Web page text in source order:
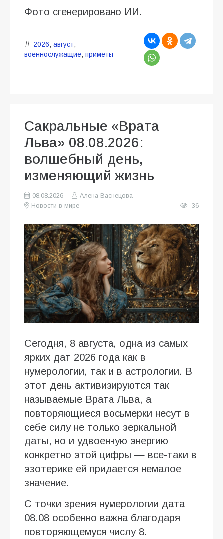
Фото сгенерировано ИИ.
2026, август,
военнослужащие, приметы
Сакральные «Врата
Льва» 08.08.2026:
волшебный день,
изменяющий жизнь
08.08.2026
Алена Васнецова
Новости в мире
36
Сегодня, 8 августа, одна из самых
ярких дат 2026 года как в
нумерологии, так и в астрологии. В
этот день активизируются так
называемые Врата Льва, а
повторяющиеся восьмерки несут в
себе силу не только зеркальной
даты, но и удвоенную энергию
конкретно этой цифры — все-таки в
эзотерике ей придается немалое
значение.
С точки зрения нумерологии дата
08.08 особенно важна благодаря
повторяющемуся числу 8.